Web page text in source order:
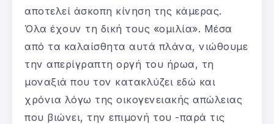
αποτελεί άσκοπη κίνηση της κάμερας.
Όλα έχουν τη δική τους «ομιλία». Μέσα
από τα καλαίσθητα αυτά πλάνα, νιώθουμε
την απερίγραπτη οργή του ήρωα, τη
μοναξιά που τον κατακλύζει εδώ και
χρόνια λόγω της οικογενειακής απώλειας
που βιώνει, την επιμονή του -παρά τις